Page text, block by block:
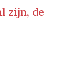
zijn, de